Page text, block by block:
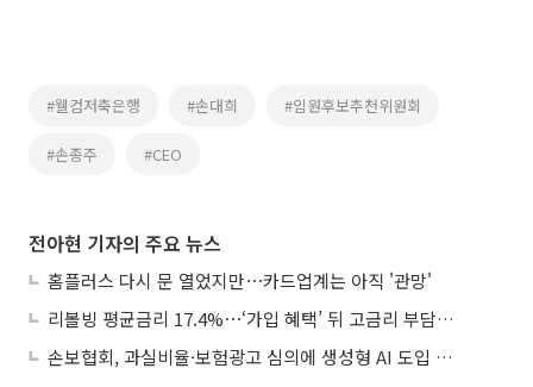
#웰컴저축은행 #손대희 #임원후보추천위원회
#손종주 #CEO
전아현 기자의 주요 뉴스
홈플러스 다시 문 열었지만⋯카드업계는 아직 '관망'
리볼빙 평균금리 17.4%⋯‘가입 혜택’ 뒤 고금리 부담 주의
손보협회, 과실비율·보험광고 심의에 생성형 AI 도입 추진